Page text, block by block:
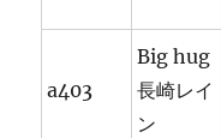
a403
Big hug
長崎レイ
ン